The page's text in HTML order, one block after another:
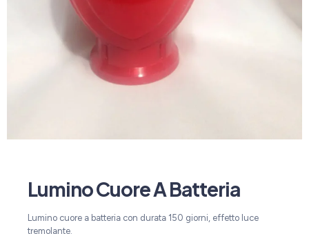
Lumino Cuore A Batteria
Lumino cuore a batteria con durata 150 giorni, effetto luce
tremolante.